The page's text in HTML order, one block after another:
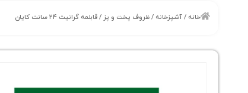
خانه /آشپزخانه /ظروف پخت و پز / قابلمه گرانیت ۲۴ سانت کایان